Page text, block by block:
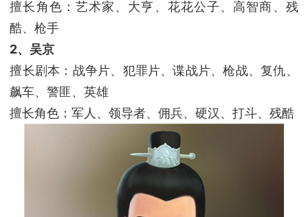
擅长角色：艺术家、大亨、花花公子、高智商、残
酷、枪手
2、吴京
擅长剧本：战争片、犯罪片、谍战片、枪战、复仇、
飙车、警匪、英雄
擅长角色：军人、领导者、佣兵、硬汉、打斗、残酷